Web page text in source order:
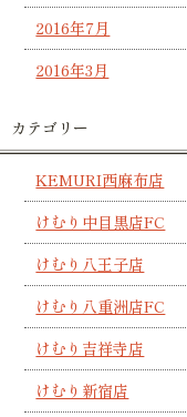
2016年7月
2016年3月
カテゴリー
KEMURI西麻布店
けむり中目黒店FC
けむり八王子店
けむり八重洲店FC
けむり吉祥寺店
けむり新宿店